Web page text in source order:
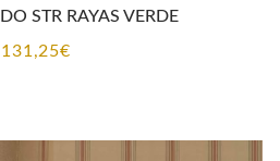
STR RAYAS VERDE
131,25€